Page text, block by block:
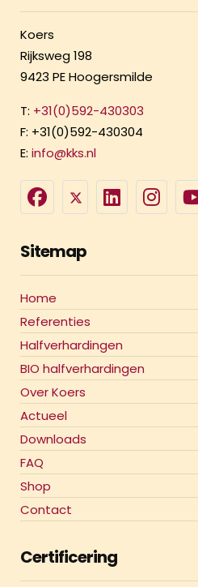
Koers
Rijksweg 198
9423 PE Hoogersmilde
T: +31(0)592-430303
F: +31(0)592-430304
E: info@kks.nl
Sitemap
Home
Referenties
Halfverhardingen
BIO halfverhardingen
Over Koers
Actueel
Downloads
FAQ
Shop
Contact
Certificering